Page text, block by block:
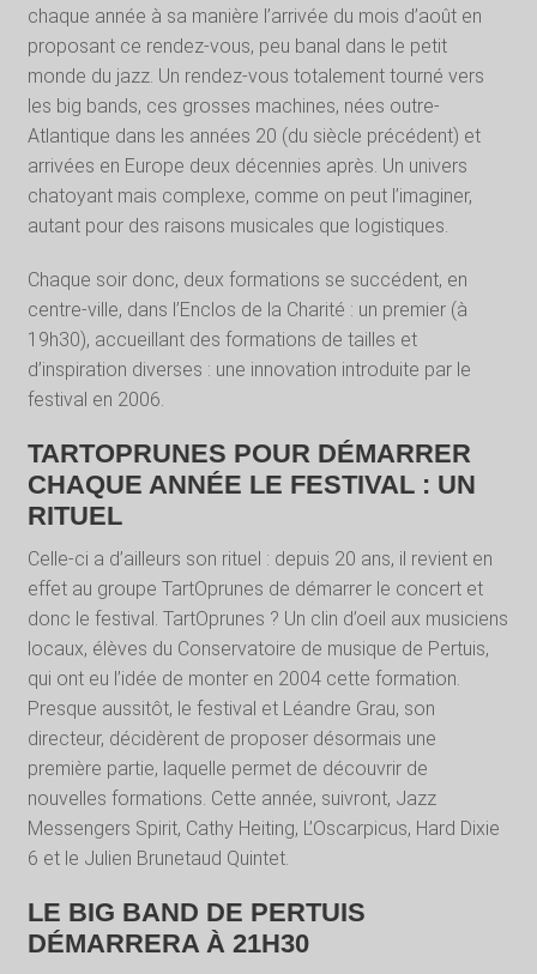
chaque année à sa manière l’arrivée du mois d’août en
proposant ce rendez-vous, peu banal dans le petit
monde du jazz. Un rendez-vous totalement tourné vers
les big bands, ces grosses machines, nées outre-
Atlantique dans les années 20 (du siècle précédent) et
arrivées en Europe deux décennies après. Un univers
chatoyant mais complexe, comme on peut l’imaginer,
autant pour des raisons musicales que logistiques.
Chaque soir donc, deux formations se succédent, en
centre-ville, dans l’Enclos de la Charité : un premier (à
19h30), accueillant des formations de tailles et
d’inspiration diverses : une innovation introduite par le
festival en 2006.
TARTOPRUNES POUR DÉMARRER
CHAQUE ANNÉE LE FESTIVAL : UN
RITUEL
Celle-ci a d’ailleurs son rituel : depuis 20 ans, il revient en
effet au groupe TartOprunes de démarrer le concert et
donc le festival. TartOprunes ? Un clin d’oeil aux musiciens
locaux, élèves du Conservatoire de musique de Pertuis,
qui ont eu l’idée de monter en 2004 cette formation.
Presque aussitôt, le festival et Léandre Grau, son
directeur, décidèrent de proposer désormais une
première partie, laquelle permet de découvrir de
nouvelles formations. Cette année, suivront, Jazz
Messengers Spirit, Cathy Heiting, L’Oscarpicus, Hard Dixie
6 et le Julien Brunetaud Quintet.
LE BIG BAND DE PERTUIS
DÉMARRERA À 21H30